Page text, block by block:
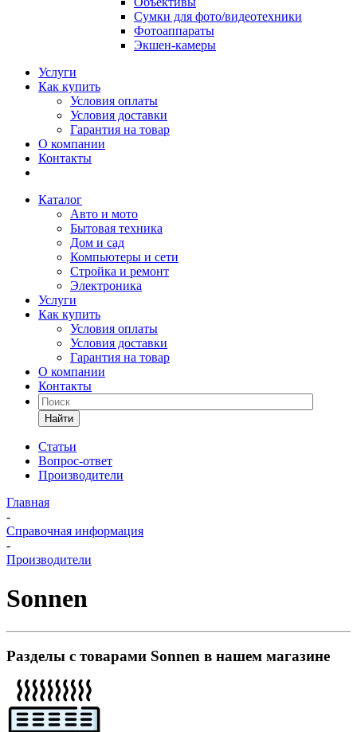
Сумки для фото/видеотехники
Фотоаппараты
Экшен-камеры
Услуги
Как купить
Условия оплаты
Условия доставки
Гарантия на товар
О компании
Контакты
Каталог
Авто и мото
Бытовая техника
Дом и сад
Компьютеры и сети
Стройка и ремонт
Электроника
Услуги
Как купить
Условия оплаты
Условия доставки
Гарантия на товар
О компании
Контакты
Найти
Статьи
Вопрос-ответ
Производители
Главная
-
Справочная информация
-
Производители
Sonnen
Разделы с товарами Sonnen в нашем магазине